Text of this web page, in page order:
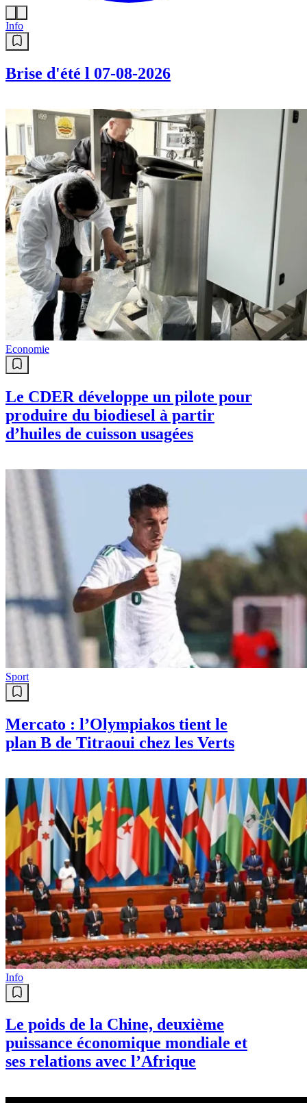
Info
Brise d'été l 07-08-2026
Economie
Le CDER développe un pilote pour
produire du biodiesel à partir
d’huiles de cuisson usagées
Sport
Mercato : l’Olympiakos tient le
plan B de Titraoui chez les Verts
Info
Le poids de la Chine, deuxième
puissance économique mondiale et
ses relations avec l’Afrique